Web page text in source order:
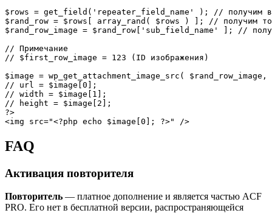
$rows = get_field ( 'repeater_field_name' ) ;
// получим
$rand_row = $rows array_rand ( $rows ) ;
// получим
$rand_row_image = $rand_row 'sub_field_name' ;
//
// Примечание
// $first_row_image = 123 (ID изображения)
$image = wp_get_attachment_image_src ( $rand_row_image ,
// url = $image[0];
// width = $image[1];
// height = $image[2];
?>
<img src="<?php echo $image 0 ; ?>" />
FAQ
Активация повторителя
Повторитель — платное дополнение и является частью ACF
PRO. Его нет в бесплатной версии, распространяющейся